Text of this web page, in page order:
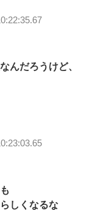
んだろうけど、
しくなるな